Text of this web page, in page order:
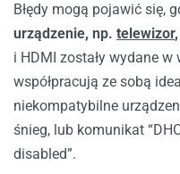
Błędy mogą pojawić się,
urządzenie, np. telewizor
i HDMI zostały wydane
współpracują ze sobą
niekompatybilne
śnieg, lub komunikat
disabled”.